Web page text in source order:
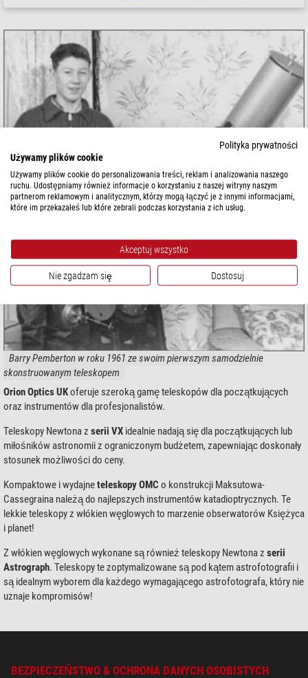
Barry Pemberton w roku 1961 ze swoim pierwszym samodzielnie
skonstruowanym teleskopem
Orion Optics UKoferuje szeroką gamę teleskopów dla początkujących
oraz instrumentów dla profesjonalistów.
Teleskopy Newtona z serii VX idealnie nadają się dla początkujących lub
miłośników astronomii z ograniczonym budżetem, zapewniając doskonały
stosunek możliwości do ceny.
Kompaktowe i wydajneteleskopy OMC o konstrukcji Maksutowa-
Cassegraina należą do najlepszych instrumentów katadioptrycznych. Te
lekkie teleskopy z włókien węglowych to marzenie obserwatorów Księżyca
i planet!
Z włókien węglowych wykonane są również teleskopy Newtona z serii
Astrograph. Teleskopy te zoptymalizowane są pod kątem astrofotografii i
są idealnym wyborem dla każdego wymagającego astrofotografa, który nie
uznaje kompromisów!
BEZPIECZEŃSTWO & OCHRONA DANYCH OSOBISTYCH
Polityka prywatności
Używamy plików cookie
Używamy plików cookie do personalizowania treści, reklam i analizowania naszego
ruchu. Udostępniamy również informacje o korzystaniu z naszej witryny naszym
partnerom reklamowym i analitycznym, którzy mogą łączyć je z innymi informacjami,
które im przekazałeś lub które zebrali podczas korzystania z ich usług.
Akceptuj wszystko
Nie zgadzam się Dostosuj